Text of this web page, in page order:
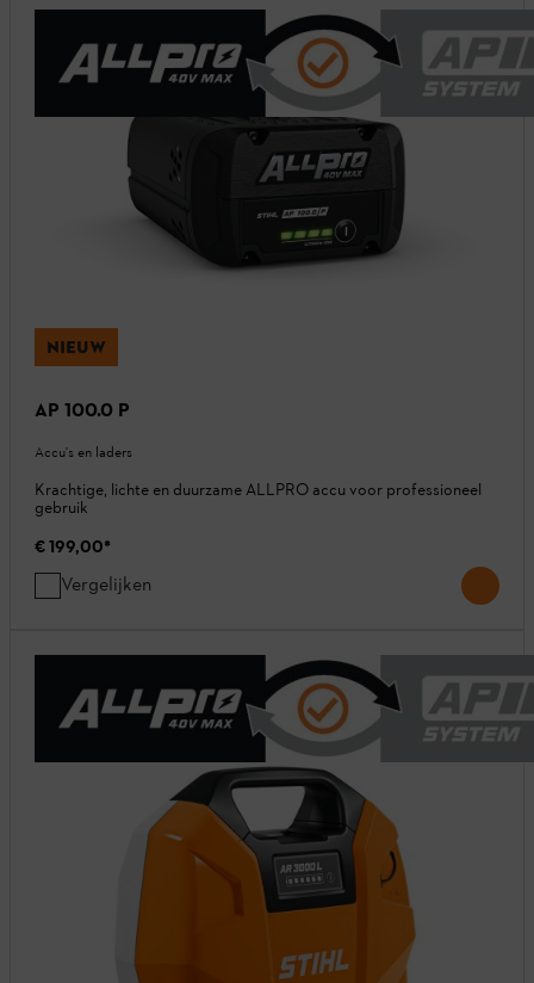
NIEUW
AP 100.0 P
Accu's en laders
Krachtige, lichte en duurzame ALLPRO accu voor professioneel
gebruik
€ 199,00*
Vergelijken